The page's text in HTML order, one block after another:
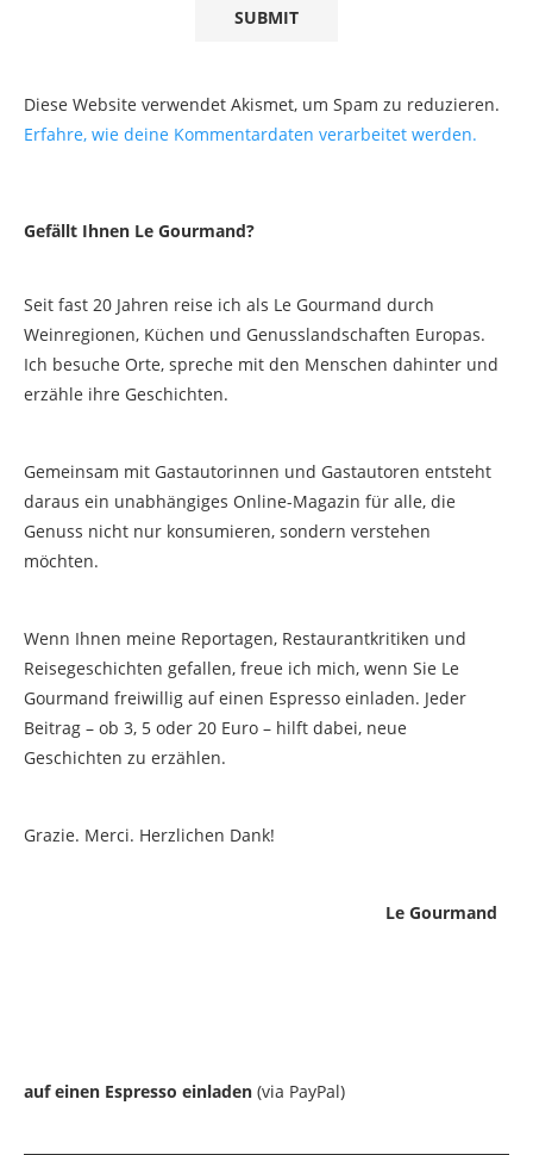
Diese Website verwendet Akismet, um Spam zu reduzieren.
Erfahre, wie deine Kommentardaten verarbeitet werden.
Gefällt Ihnen Le Gourmand?
Seit fast 20 Jahren reise ich als Le Gourmand durch
Weinregionen, Küchen und Genusslandschaften Europas.
Ich besuche Orte, spreche mit den Menschen dahinter und
erzähle ihre Geschichten.
Gemeinsam mit Gastautorinnen und Gastautoren entsteht
daraus ein unabhängiges Online-Magazin für alle, die
Genuss nicht nur konsumieren, sondern verstehen
möchten.
Wenn Ihnen meine Reportagen, Restaurantkritiken und
Reisegeschichten gefallen, freue ich mich, wenn Sie Le
Gourmand freiwillig auf einen Espresso einladen. Jeder
Beitrag – ob 3, 5 oder 20 Euro – hilft dabei, neue
Geschichten zu erzählen.
Grazie. Merci. Herzlichen Dank!
Le Gourmand
auf einen Espresso einladen (via PayPal)